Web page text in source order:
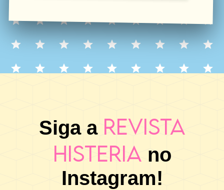
Siga a Revista
Histeria no
Instagram!